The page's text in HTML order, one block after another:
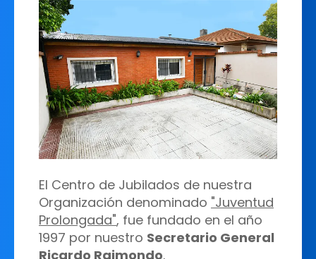
El Centro de Jubilados de nuestra
Organización denominado "Juventud
Prolongada", fue fundado en el año
1997 por nuestro Secretario General
Ricardo Raimondo.